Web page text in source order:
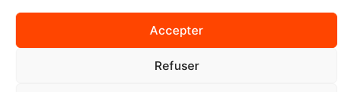
Accepter
Refuser
CONTACT